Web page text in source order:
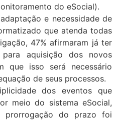
do eSocial).
e necessidade de
que atenda todas
47% afirmaram já ter
para aquisição dos novos
que isso será necessário
de seus processos.
dos eventos que
meio do sistema eSocial,
prorrogação do prazo foi